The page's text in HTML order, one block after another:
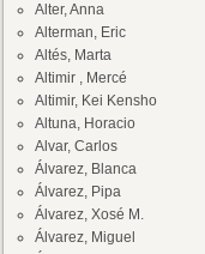
Alter, Anna
Alterman, Eric
Altés, Marta
Altimir , Mercé
Altimir, Kei Kensho
Altuna, Horacio
Alvar, Carlos
Álvarez, Blanca
Álvarez, Pipa
Álvarez, Xosé M.
Álvarez, Miguel